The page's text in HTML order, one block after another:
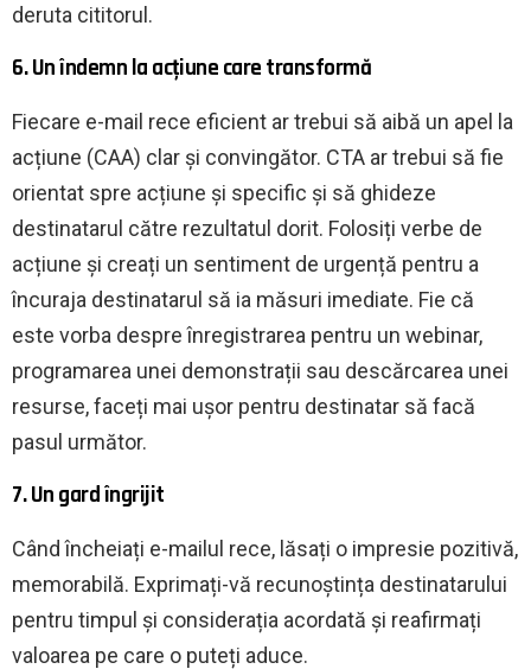
deruta cititorul.
6. Un îndemn la acțiune care transformă
Fiecare e-mail rece eficient ar trebui să aibă un apel la
acțiune (CAA) clar și convingător. CTA ar trebui să fie
orientat spre acțiune și specific și să ghideze
destinatarul către rezultatul dorit. Folosiți verbe de
acțiune și creați un sentiment de urgență pentru a
încuraja destinatarul să ia măsuri imediate. Fie că
este vorba despre înregistrarea pentru un webinar,
programarea unei demonstrații sau descărcarea unei
resurse, faceți mai ușor pentru destinatar să facă
pasul următor.
7. Un gard îngrijit
Când încheiați e-mailul rece, lăsați o impresie pozitivă,
memorabilă. Exprimați-vă recunoștința destinatarului
pentru timpul și considerația acordată și reafirmați
valoarea pe care o puteți aduce.